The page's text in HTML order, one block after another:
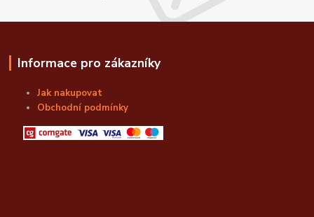
Informace pro zákazníky
Jak nakupovat
Obchodní podmínky